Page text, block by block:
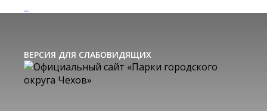
ВЕРСИЯ ДЛЯ СЛАБОВИДЯЩИХ